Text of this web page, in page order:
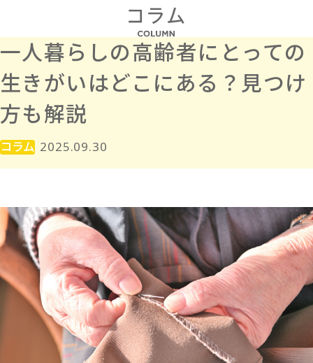
一人暮らしの高齢者にとっての
生きがいはどこにある？見つけ
方も解説
コラム 2025.09.30